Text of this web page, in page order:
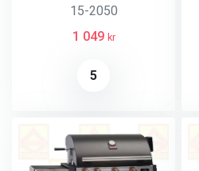
15-2050
1 049 kr
5